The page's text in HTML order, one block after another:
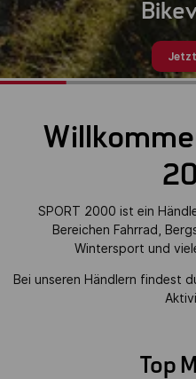
SPORT 2000 ist ein
Bereichen Fahrrad
Wintersport und
Bei unseren Händlern findest
Top